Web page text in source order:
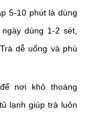
5-10 phút là dùng
dùng 1-2 sét,
dễ uống và phù
nơi khô thoáng
lạnh giúp trà luôn